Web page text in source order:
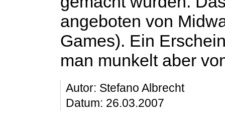
angeboten von
Games). Ein
man munkelt aber
Autor: Stefano Albrecht
Datum: 26.03.2007